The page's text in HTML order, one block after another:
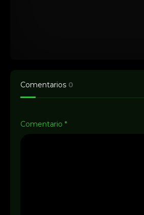
Comentarios 0
Comentario *